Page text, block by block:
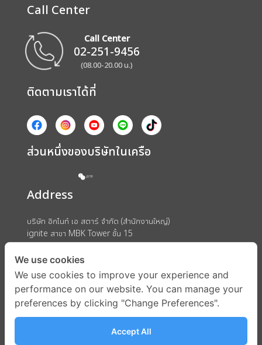
Call Center
Call Center
02-251-9456
(08.00-20.00 น.)
ติดตามเราได้ที่
ส่วนหนึ่งของบริษัทในเครือ
Address
บริษัท อิกไนท์ เอ สตาร์ จำกัด (สำนักงานใหญ่)
ignite สาขา MBK Tower ชั้น 15
ถนนพญาไท แขวงวังใหม่ เขตปทุมวัน กรุงเทพมหานคร 10330
We use cookies
We use cookies to improve your experience and
performance on our website. You can manage your
preferences by clicking "Change Preferences".
Accept All